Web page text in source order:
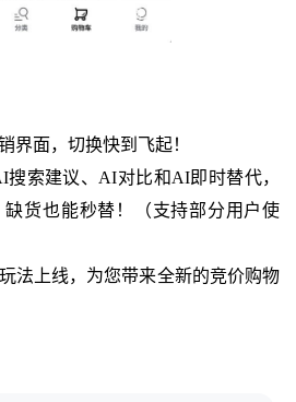
界面，切换快到飞起！
索建议、AI对比和AI即时替代，
货也能秒替！（支持部分用户使
法上线，为您带来全新的竞价购物